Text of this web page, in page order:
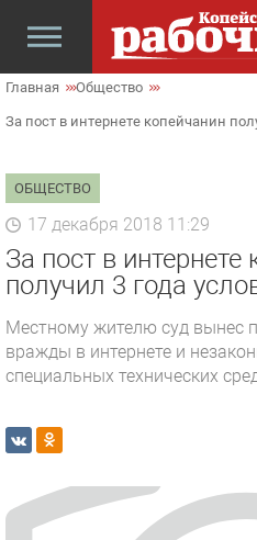
Главная Общество
За пост в интернете копейчанин
ОБЩЕСТВО
17 декабря 2018 11:29
За пост в интернете
получил 3 года
Местному жителю суд вынес
вражды в интернете и
специальных технических